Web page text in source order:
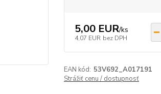
5,00 EUR/ks
4,07 EUR bez DPH
EAN kód: 53V692_A017191
Strážiť cenu / dostupnosť